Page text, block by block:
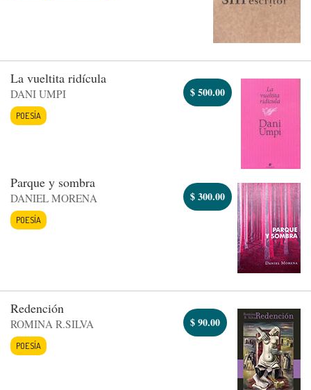
La vueltita ridícula
DANI UMPI
POESÍA
$500.00
Parque y sombra
DANIEL MORENA
POESÍA
$300.00
Redención
ROMINA R.SILVA
POESÍA
$90.00